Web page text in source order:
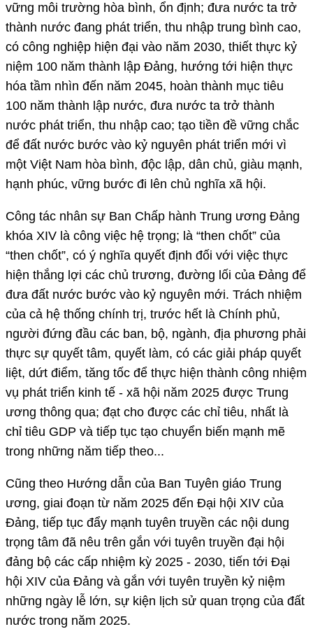
vững môi trường hòa bình, ổn định; đưa nước ta trở
thành nước đang phát triển, thu nhập trung bình cao,
có công nghiệp hiện đại vào năm 2030, thiết thực kỷ
niệm 100 năm thành lập Đảng, hướng tới hiện thực
hóa tầm nhìn đến năm 2045, hoàn thành mục tiêu
100 năm thành lập nước, đưa nước ta trở thành
nước phát triển, thu nhập cao; tạo tiền đề vững chắc
để đất nước bước vào kỷ nguyên phát triển mới vì
một Việt Nam hòa bình, độc lập, dân chủ, giàu mạnh,
hạnh phúc, vững bước đi lên chủ nghĩa xã hội.
Công tác nhân sự Ban Chấp hành Trung ương Đảng
khóa XIV là công việc hệ trọng; là “then chốt” của
“then chốt”, có ý nghĩa quyết định đối với việc thực
hiện thắng lợi các chủ trương, đường lối của Đảng để
đưa đất nước bước vào kỷ nguyên mới. Trách nhiệm
của cả hệ thống chính trị, trước hết là Chính phủ,
người đứng đầu các ban, bộ, ngành, địa phương phải
thực sự quyết tâm, quyết làm, có các giải pháp quyết
liệt, dứt điểm, tăng tốc để thực hiện thành công nhiệm
vụ phát triển kinh tế - xã hội năm 2025 được Trung
ương thông qua; đạt cho được các chỉ tiêu, nhất là
chỉ tiêu GDP và tiếp tục tạo chuyển biến mạnh mẽ
trong những năm tiếp theo...
Cũng theo Hướng dẫn của Ban Tuyên giáo Trung
ương, giai đoạn từ năm 2025 đến Đại hội XIV của
Đảng, tiếp tục đẩy mạnh tuyên truyền các nội dung
trọng tâm đã nêu trên gắn với tuyên truyền đại hội
đảng bộ các cấp nhiệm kỳ 2025 - 2030, tiến tới Đại
hội XIV của Đảng và gắn với tuyên truyền kỷ niệm
những ngày lễ lớn, sự kiện lịch sử quan trọng của đất
nước trong năm 2025.